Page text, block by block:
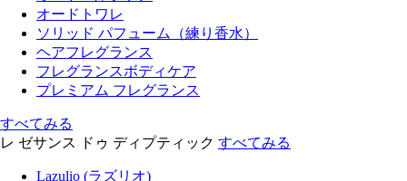
オードトワレ
ソリッド パフューム（練り香水）
ヘアフレグランス
フレグランスボディケア
プレミアム フレグランス
すべてみる
レ ゼサンス ドゥ ディプティック すべてみる
Lazulio (ラズリオ)